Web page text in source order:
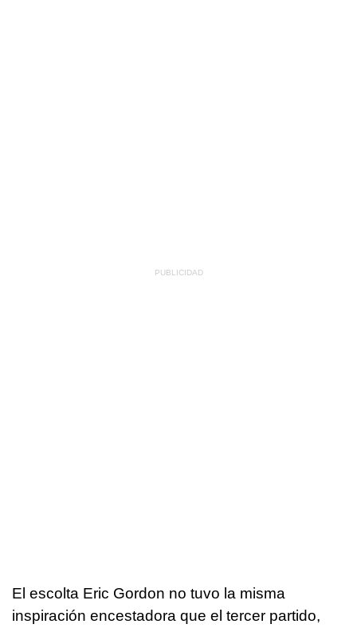
El escolta Eric Gordon no tuvo la misma
inspiración encestadora que el tercer partido,